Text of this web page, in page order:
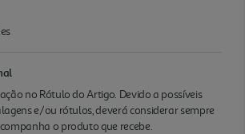
no Rótulo do Artigo. Devido a possíveis
e/ou rótulos, deverá considerar sempre
o produto que recebe.